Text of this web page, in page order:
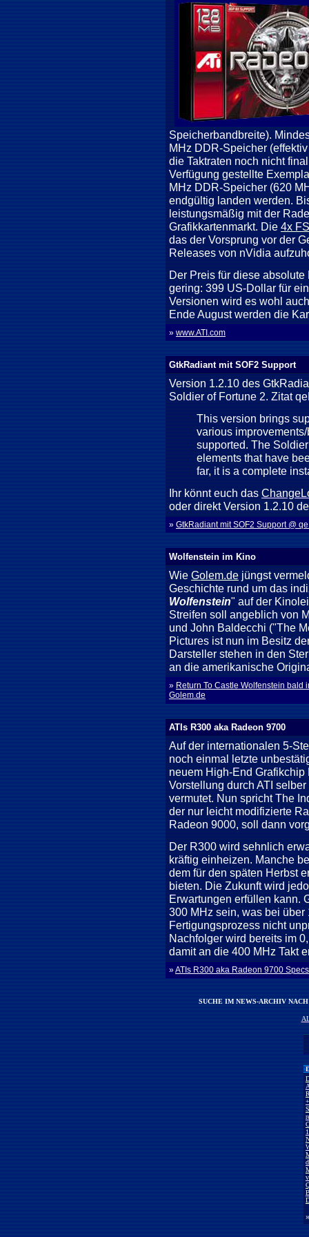
Speicherbandbreite).
MHz DDR-Speicher
die Taktraten noch nicht
Verfügung gestellte
MHz DDR-Speicher (620
endgültig landen werden.
leistungsmäßig mit der
Grafikkartenmarkt. Die4x
das der Vorsprung vor der
Releases von nVidia
Der Preis für diese
gering: 399 US-Dollar für
Versionen wird es wohl
Ende August werden die
» www.ATI.com
GtkRadiant mit SOF2 Support
Version 1.2.10 des
Soldier of Fortune 2. Zitat
This version brings
various
supported. The
elements that have
far, it is a complete
Ihr könnt euch das
oder direkt Version 1.2.10
» GtkRadiant mit SOF2 Support @
Wolfenstein im Kino
WieGolem.dejüngst
Geschichte rund um das
Wolfenstein" auf der
Streifen soll angeblich von
und John Baldecchi ("The
Pictures ist nun im Besitz
Darsteller stehen in den
an die amerikanische
» Return To Castle Wolfenstein bald
Golem.de
ATIs R300 aka Radeon 9700
Auf der internationalen 5-
noch einmal letzte
neuem High-End
Vorstellung durch ATI
vermutet. Nun spricht The
der nur leicht modifizierte
Radeon 9000, soll dann
Der R300 wird sehnlich
kräftig einheizen. Manche
dem für den späten Herbst
bieten. Die Zukunft wird
Erwartungen erfüllen kann.
300 MHz sein, was bei
Fertigungsprozess nicht
Nachfolger wird bereits im
damit an die 400 MHz Takt
»ATIs R300 aka Radeon 9700
SUCHE IM NEWS-ARCHIV